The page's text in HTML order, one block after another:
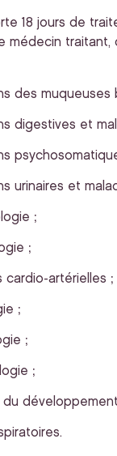
18 jours de
médecin traitant,
des muqueuses
digestives et
urinaires et
;
;
cardio-artérielles ;
;
;
;
du